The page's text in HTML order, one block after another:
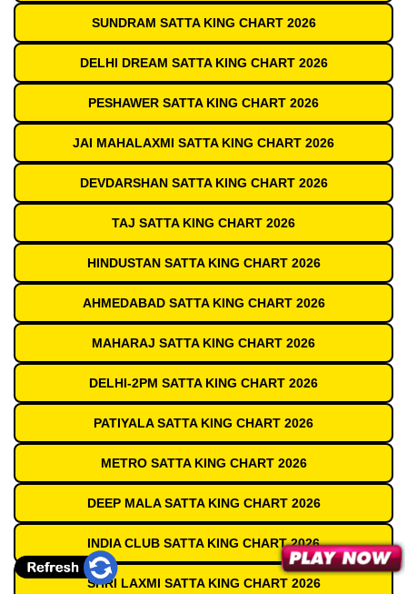
SUNDRAM SATTA KING CHART 2026
DELHI DREAM SATTA KING CHART 2026
PESHAWER SATTA KING CHART 2026
JAI MAHALAXMI SATTA KING CHART 2026
DEVDARSHAN SATTA KING CHART 2026
TAJ SATTA KING CHART 2026
HINDUSTAN SATTA KING CHART 2026
AHMEDABAD SATTA KING CHART 2026
MAHARAJ SATTA KING CHART 2026
DELHI-2PM SATTA KING CHART 2026
PATIYALA SATTA KING CHART 2026
METRO SATTA KING CHART 2026
DEEP MALA SATTA KING CHART 2026
INDIA CLUB SATTA KING CHART 2026
SHRI LAXMI SATTA KING CHART 2026